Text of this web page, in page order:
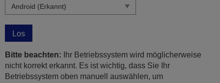
Los
Bitte beachten: Ihr Betriebssystem wird möglicherweise
nicht korrekt erkannt. Es ist wichtig, dass Sie Ihr
Betriebssystem oben manuell auswählen, um